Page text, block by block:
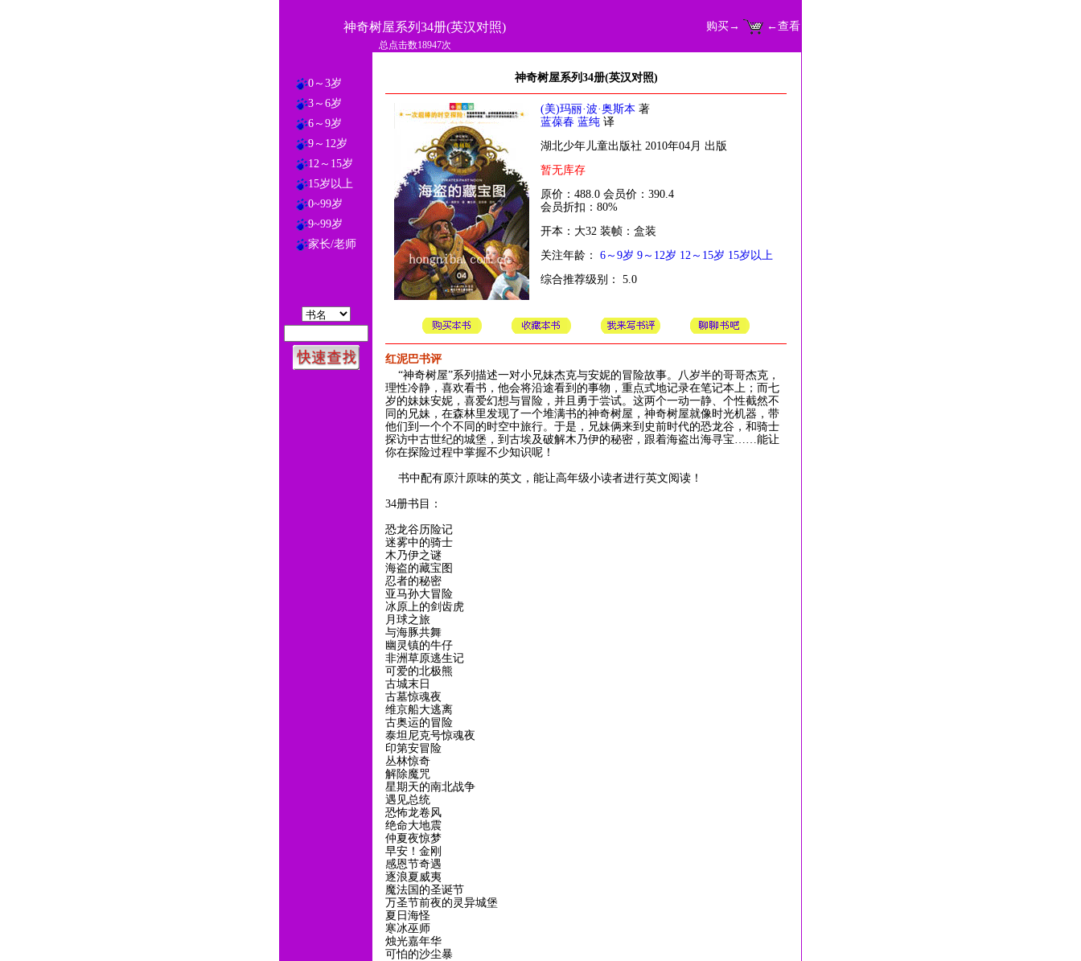
神奇树屋系列34册(英汉对照) 购买→ ←查看
总点击数18947次
0～3岁
3～6岁
6～9岁
9～12岁
12～15岁
15岁以上
0~99岁
9~99岁
家长/老师
神奇树屋系列34册(英汉对照)
(美)玛丽·波·奥斯本 著
蓝葆春 蓝纯 译
湖北少年儿童出版社 2010年04月 出版
暂无库存
原价：488.0 会员价：390.4
会员折扣：80%
开本：大32 装帧：盒装
关注年龄： 6～9岁 9～12岁 12～15岁 15岁以上
综合推荐级别： 5.0
红泥巴书评
“神奇树屋”系列描述一对小兄妹杰克与安妮的冒险故事。八岁半的哥哥杰克，
理性冷静，喜欢看书，他会将沿途看到的事物，重点式地记录在笔记本上；而七
岁的妹妹安妮，喜爱幻想与冒险，并且勇于尝试。这两个一动一静、个性截然不
同的兄妹，在森林里发现了一个堆满书的神奇树屋，神奇树屋就像时光机器，带
他们到一个个不同的时空中旅行。于是，兄妹俩来到史前时代的恐龙谷，和骑士
探访中古世纪的城堡，到古埃及破解木乃伊的秘密，跟着海盗出海寻宝……能让
你在探险过程中掌握不少知识呢！
书中配有原汁原味的英文，能让高年级小读者进行英文阅读！
34册书目：
恐龙谷历险记
迷雾中的骑士
木乃伊之谜
海盗的藏宝图
忍者的秘密
亚马孙大冒险
冰原上的剑齿虎
月球之旅
与海豚共舞
幽灵镇的牛仔
非洲草原逃生记
可爱的北极熊
古城末日
古墓惊魂夜
维京船大逃离
古奥运的冒险
泰坦尼克号惊魂夜
印第安冒险
丛林惊奇
解除魔咒
星期天的南北战争
遇见总统
恐怖龙卷风
绝命大地震
仲夏夜惊梦
早安！金刚
感恩节奇遇
逐浪夏威夷
魔法国的圣诞节
万圣节前夜的灵异城堡
夏日海怪
寒冰巫师
烛光嘉年华
可怕的沙尘暴